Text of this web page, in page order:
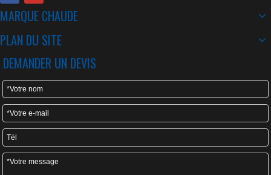
Production de la machine de formage de rouleaux de
tuiles Metrocopo :
MARQUE CHAUDE
PLAN DU SITE
DEMANDER UN DEVIS